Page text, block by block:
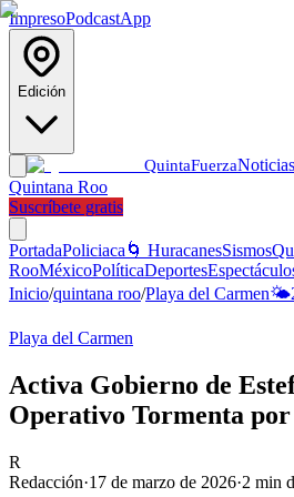
ImpresoPodcastApp
Edición
QuintaFuerza
Quintana Roo
Suscríbete gratis
PortadaPoliciaca 🌀 HuracanesSismos
RooMéxicoPolíticaDeportes
Inicio/quintana roo/Playa del Carmen🌤️
Playa del Carmen
Activa Gobierno de
Operativo Tormenta
R
Redacción·17 de marzo de 2026·2 min